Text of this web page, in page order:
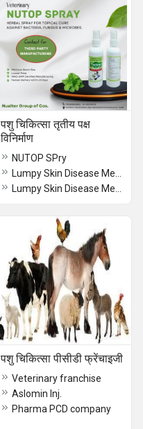
पशु चिकित्सा तृतीय पक्ष
विनिर्माण
NUTOP SPry
पशु चिकित्सा पीसीडी फ्रेंचाइजी
Veterinary franchise
Aslomin Inj.
Pharma PCD company